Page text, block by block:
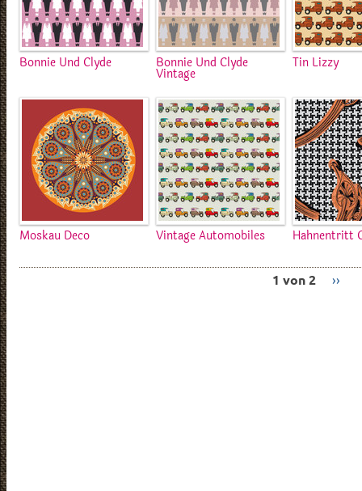
Bonnie Und Clyde Bonnie Und Clyde
Vintage
Tin Lizzy
Moskau Deco Vintage Automobiles Hahnentritt
1 von 2 ››